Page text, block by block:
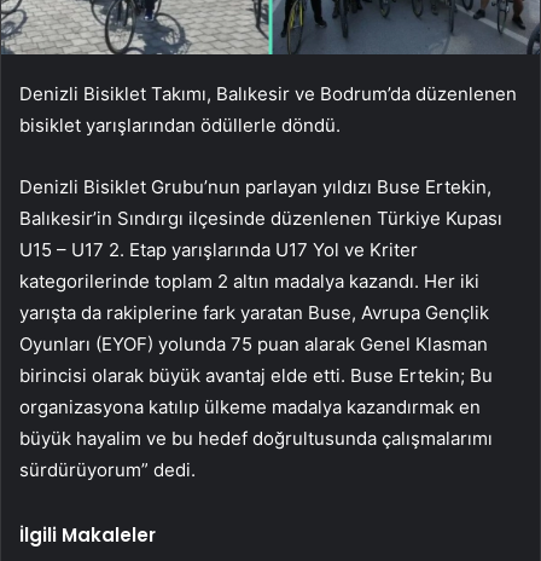
Denizli Bisiklet Takımı, Balıkesir ve Bodrum’da düzenlenen
bisiklet yarışlarından ödüllerle döndü.
Denizli Bisiklet Grubu’nun parlayan yıldızı Buse Ertekin,
Balıkesir’in Sındırgı ilçesinde düzenlenen Türkiye Kupası
U15 – U17 2. Etap yarışlarında U17 Yol ve Kriter
kategorilerinde toplam 2 altın madalya kazandı. Her iki
yarışta da rakiplerine fark yaratan Buse, Avrupa Gençlik
Oyunları (EYOF) yolunda 75 puan alarak Genel Klasman
birincisi olarak büyük avantaj elde etti. Buse Ertekin; Bu
organizasyona katılıp ülkeme madalya kazandırmak en
büyük hayalim ve bu hedef doğrultusunda çalışmalarımı
sürdürüyorum” dedi.
İlgili Makaleler